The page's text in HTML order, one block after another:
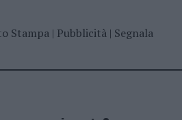
Stampa| Pubblicità| Segnala